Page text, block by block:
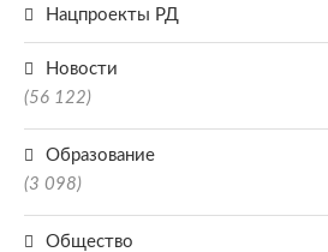
Нацпроекты РД
Новости
(56 122)
Образование
(3 098)
Общество